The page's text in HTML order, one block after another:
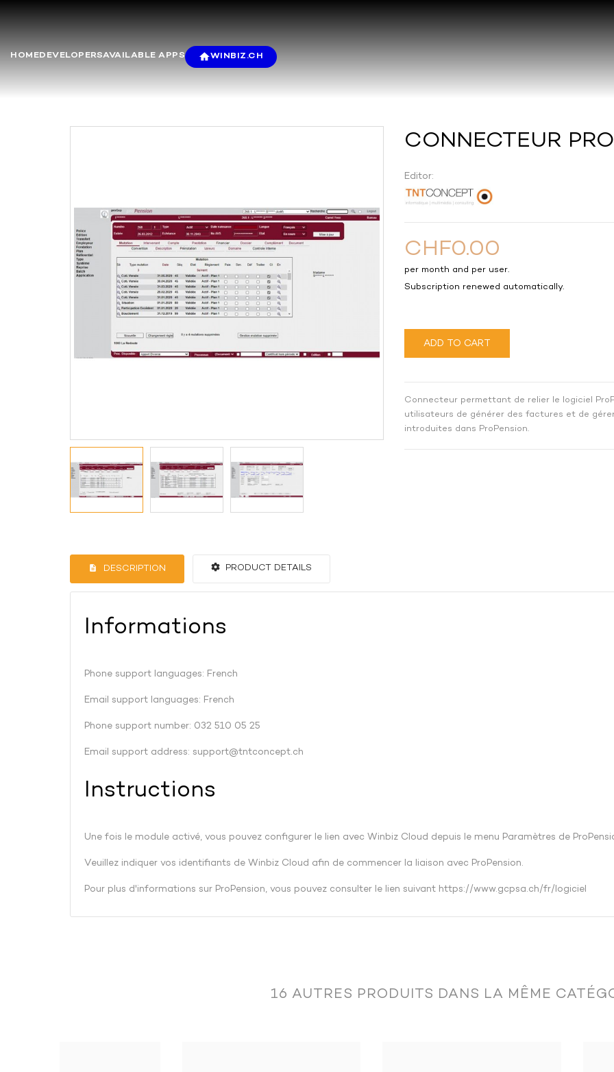
HOMEDEVELOPERSAVAILABLE APPS WINBIZ.CH
CONNECTEUR
Editor:
CHF0.00
per month and per user.
Subscription renewed automatically.
ADD TO CART
Connecteur permettant de relier le logiciel
utilisateurs de générer des factures et de
introduites dans ProPension.
DESCRIPTION PRODUCT DETAILS
Informations
Phone support languages: French
Email support languages: French
Phone support number: 032 510 05 25
Email support address: support@tntconcept.ch
Instructions
Une fois le module activé, vous pouvez configurer le lien avec Winbiz Cloud depuis le menu Paramètres de
Veuillez indiquer vos identifiants de Winbiz Cloud afin de commencer la liaison avec ProPension.
Pour plus d'informations sur ProPension, vous pouvez consulter le lien suivant https://www.gcpsa.ch/fr/logiciel
Read the information linked to the commercial documents: total turnover, by document category, by item
16 AUTRES PRODUITS DANS LA MÊME